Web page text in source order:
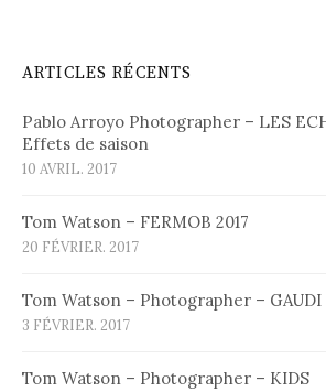
ARTICLES RÉCENTS
Pablo Arroyo Photographer – LES
Effets de saison
10 AVRIL. 2017
Tom Watson – FERMOB 2017
20 FÉVRIER. 2017
Tom Watson – Photographer – GAUDI
3 FÉVRIER. 2017
Tom Watson – Photographer – KIDS